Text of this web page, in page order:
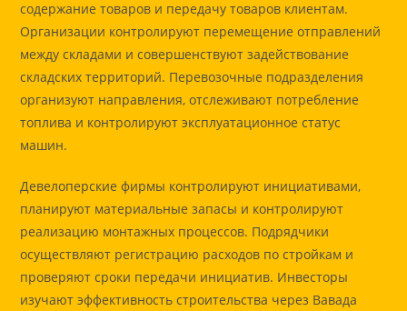
содержание товаров и передачу товаров клиентам.
Организации контролируют перемещение отправлений
между складами и совершенствуют задействование
складских территорий. Перевозочные подразделения
организуют направления, отслеживают потребление
топлива и контролируют эксплуатационное статус
машин.
Девелоперские фирмы контролируют инициативами,
планируют материальные запасы и контролируют
реализацию монтажных процессов. Подрядчики
осуществляют регистрацию расходов по стройкам и
проверяют сроки передачи инициатив. Инвесторы
изучают эффективность строительства через Вавада